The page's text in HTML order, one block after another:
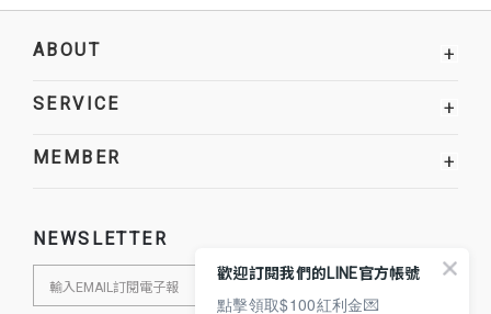
ABOUT +
SERVICE +
MEMBER +
NEWSLETTER
歡迎訂閱我們的LINE官方帳號
點擊領取$100紅利金💌